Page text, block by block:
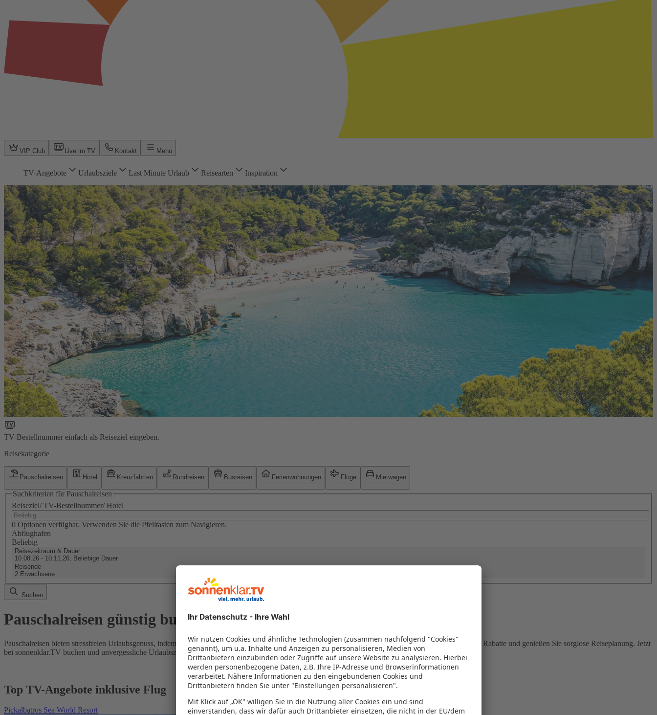
VIP Club Live im TV Kontakt Menü
TV-Angebote Urlaubsziele Last Minute Urlaub Reisearten Inspiration
TV-Bestellnummer einfach als Reiseziel eingeben.
Reisekategorie
Pauschalreisen Hotel Kreuzfahrten Rundreisen Busreisen Ferienwohnungen Flüge Mietwagen
Suchkriterien für Pauschalreisen
Reiseziel/ TV-Bestellnummer/ Hotel
0 Optionen verfügbar. Verwenden Sie die Pfeiltasten zum Navigieren.
Abflughafen
Beliebig
Reisezeitraum & Dauer
10.08.26 - 10.11.26, Beliebige Dauer
Reisende
2 Erwachsene
Suchen
Pauschalreisen günstig buchen
Pauschalreisen bieten stressfreien Urlaubsgenuss, indem Flug und Hotel in einem Paket kombiniert werden – das spart Zeit und Geld. Nutzen Sie attraktive Rabatte und genießen Sie sorglose Reiseplanung. Jetzt
bei sonnenklar.TV buchen und unvergessliche Urlaubsmomente erleben!
Top TV-Angebote inklusive Flug
Pickalbatros Sea World Resort